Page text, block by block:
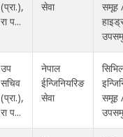
(प्रा‍.),
रा प...
सेवा
समूह
उप
सचिव
(प्रा‍.),
रा प...
नेपाल
ईन्जिनियरिङ
सेवा
समूह